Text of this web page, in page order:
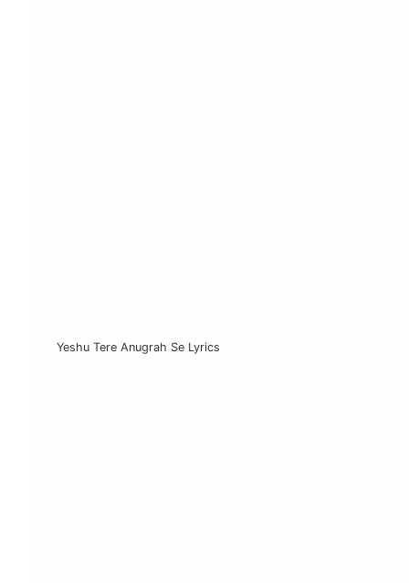
Yeshu Tere Anugrah Se Lyrics